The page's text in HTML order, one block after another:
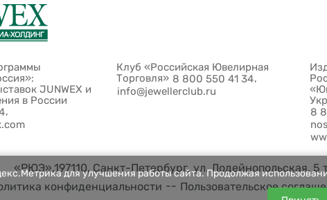
JUNWEX и
в России
,
Клуб «Российская Ювелирная
Торговля» 8 800 550 41 34,
info@jewellerclub.ru
8
«РЮЭ»,197110, Санкт-Петербург, ул. Лодейнопольская, 5
конфиденциальности -- Пользовательское
для улучшения работы сайта. Продолжая